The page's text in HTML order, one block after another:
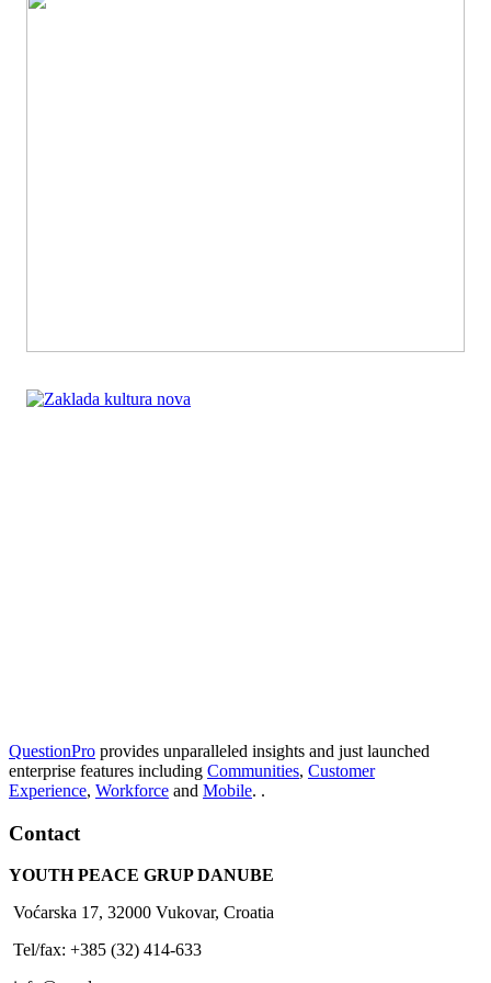
QuestionPro provides unparalleled insights and just launched
enterprise features including Communities, Customer
Experience, Workforce and Mobile. .
Contact
YOUTH PEACE GRUP DANUBE
Voćarska 17, 32000 Vukovar, Croatia
Tel/fax: +385 (32) 414-633